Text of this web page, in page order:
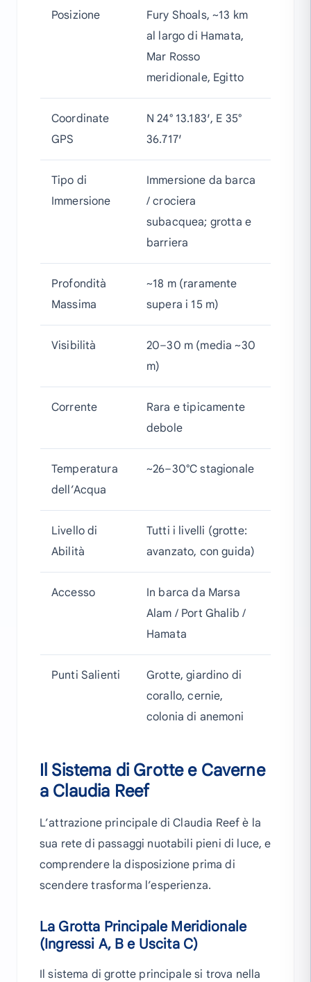
Posizione
Fury Shoals, ~13 km
al largo di Hamata,
Mar Rosso
meridionale, Egitto
Coordinate
GPS
N 24° 13.183′, E 35°
36.717′
Tipo di
Immersione
Immersione da barca
/ crociera
subacquea; grotta e
barriera
Profondità
Massima
~18 m (raramente
supera i 15 m)
Visibilità
20–30 m (media ~30
m)
Corrente
Rara e tipicamente
debole
Temperatura
dell’Acqua
~26–30°C stagionale
Livello di
Abilità
Tutti i livelli (grotte:
avanzato, con guida)
Accesso
In barca da Marsa
Alam / Port Ghalib /
Hamata
Punti Salienti
Grotte, giardino di
corallo, cernie,
colonia di anemoni
Il Sistema di Grotte e Caverne
a Claudia Reef
L’attrazione principale di Claudia Reef è la
sua rete di passaggi nuotabili pieni di luce, e
comprendere la disposizione prima di
scendere trasforma l’esperienza.
La Grotta Principale Meridionale
(Ingressi A, B e Uscita C)
Il sistema di grotte principale si trova nella